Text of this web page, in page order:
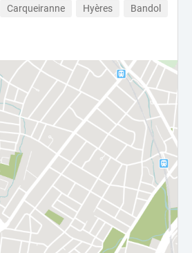
Carqueiranne Hyères
Bandol